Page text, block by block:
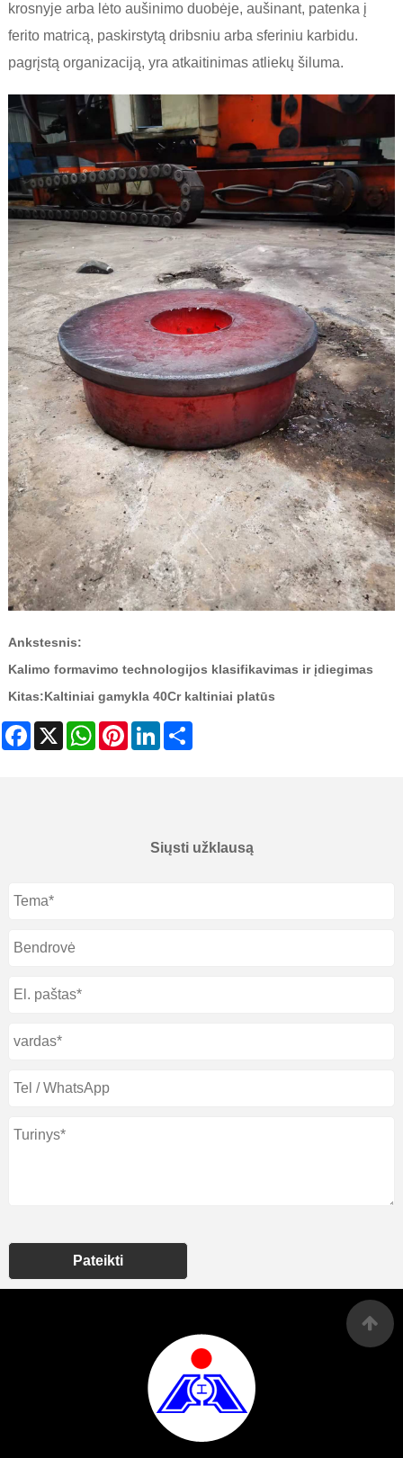
krosnyje arba lėto aušinimo duobėje, aušinant, patenka į
ferito matricą, paskirstytą dribsniu arba sferiniu karbidu.
pagrįstą organizaciją, yra atkaitinimas atliekų šiluma.
Ankstesnis:
Kalimo formavimo technologijos klasifikavimas ir įdiegimas
Kitas:Kaltiniai gamykla 40Cr kaltiniai platūs
Facebook
X WhatsAppPinterestLinkedIn
Siųsti užklausą
Pateikti